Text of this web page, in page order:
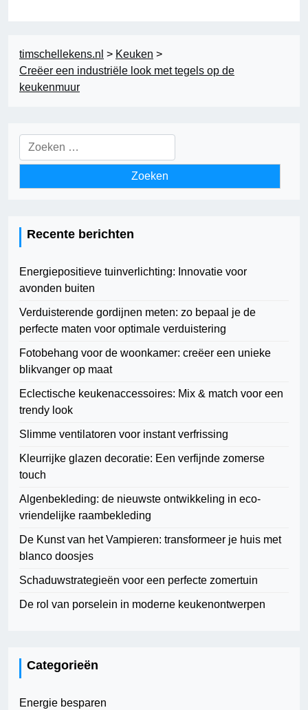
timschellekens.nl > Keuken >
Creëer een industriële look met tegels op de
keukenmuur
Zoeken
naar:
Recente berichten
Energiepositieve tuinverlichting: Innovatie voor
avonden buiten
Verduisterende gordijnen meten: zo bepaal je de
perfecte maten voor optimale verduistering
Fotobehang voor de woonkamer: creëer een unieke
blikvanger op maat
Eclectische keukenaccessoires: Mix & match voor een
trendy look
Slimme ventilatoren voor instant verfrissing
Kleurrijke glazen decoratie: Een verfijnde zomerse
touch
Algenbekleding: de nieuwste ontwikkeling in eco-
vriendelijke raambekleding
De Kunst van het Vampieren: transformeer je huis met
blanco doosjes
Schaduwstrategieën voor een perfecte zomertuin
De rol van porselein in moderne keukenontwerpen
Categorieën
Energie besparen